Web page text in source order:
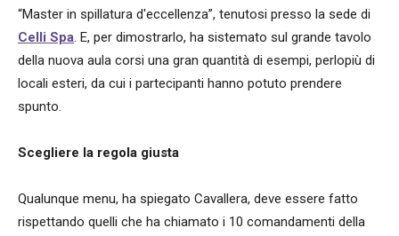
“Master in spillatura d'eccellenza”, tenutosi presso la sede di
Celli Spa. E, per dimostrarlo, ha sistemato sul grande tavolo
della nuova aula corsi una gran quantità di esempi, perlopiù di
locali esteri, da cui i partecipanti hanno potuto prendere
spunto.
Scegliere la regola giusta
Qualunque menu, ha spiegato Cavallera, deve essere fatto
rispettando quelli che ha chiamato i 10 comandamenti della